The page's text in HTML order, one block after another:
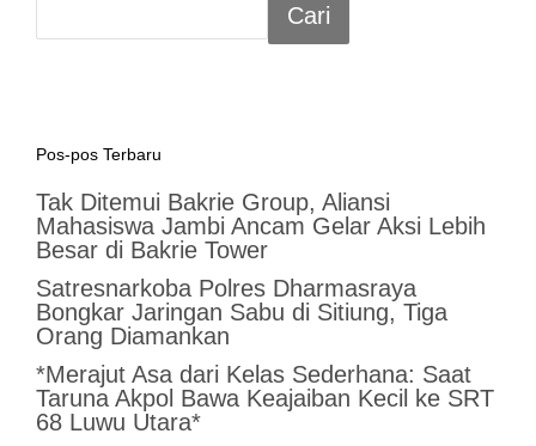
Cari
Pos-pos Terbaru
Tak Ditemui Bakrie Group, Aliansi
Mahasiswa Jambi Ancam Gelar Aksi Lebih
Besar di Bakrie Tower
Satresnarkoba Polres Dharmasraya
Bongkar Jaringan Sabu di Sitiung, Tiga
Orang Diamankan
*Merajut Asa dari Kelas Sederhana: Saat
Taruna Akpol Bawa Keajaiban Kecil ke SRT
68 Luwu Utara*